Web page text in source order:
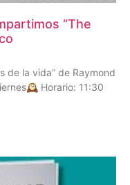
“The
de la vida” de Raymond
Horario: 11:30